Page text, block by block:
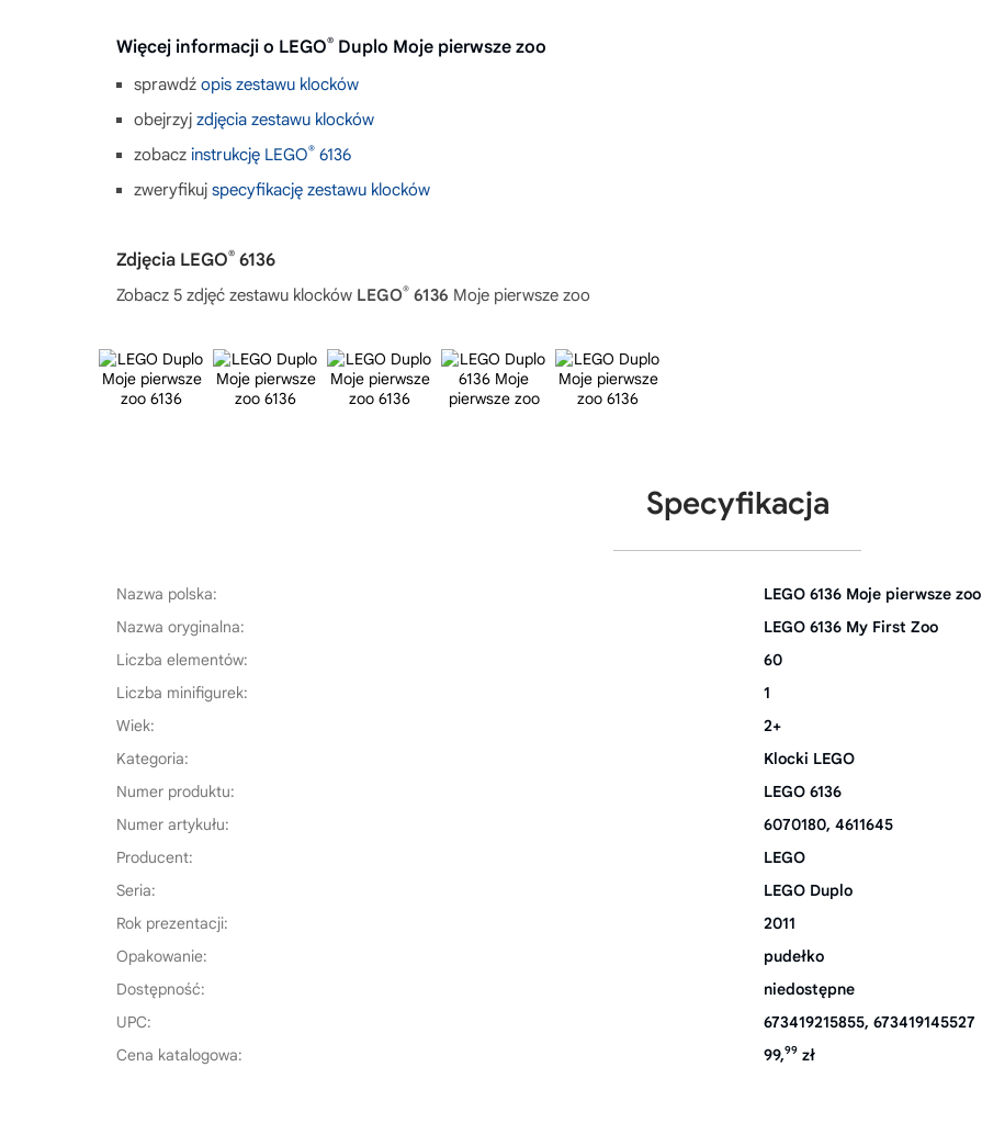
Więcej informacji o LEGO® Duplo Moje pierwsze zoo
sprawdź opis zestawu klocków
obejrzyj zdjęcia zestawu klocków
zobacz instrukcję LEGO® 6136
zweryfikuj specyfikację zestawu klocków
Zdjęcia LEGO® 6136
Zobacz 5 zdjęć zestawu klocków LEGO® 6136 Moje pierwsze zoo
Specyfikacja
Nazwa polska:
LEGO 6136 Moje pierwsze zoo
Nazwa oryginalna:
LEGO 6136 My First Zoo
Liczba elementów:
60
Liczba minifigurek:
1
Wiek:
2+
Kategoria:
Klocki LEGO
Numer produktu:
LEGO 6136
Numer artykułu:
6070180, 4611645
Producent:
LEGO
Seria:
LEGO Duplo
Rok prezentacji:
2011
Opakowanie:
pudełko
Dostępność:
niedostępne
UPC:
673419215855, 673419145527
Cena katalogowa:
99,99 zł